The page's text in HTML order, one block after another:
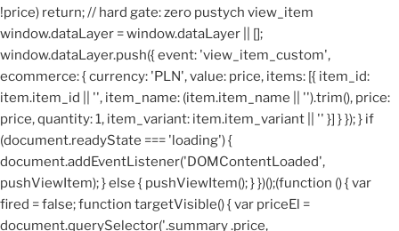
!price) return; // hard gate: zero pustych view_item
window.dataLayer = window.dataLayer || [];
window.dataLayer.push({ event: 'view_item_custom',
ecommerce: { currency: 'PLN', value: price, items: [{ item_id:
item.item_id || '', item_name: (item.item_name || '').trim(), price:
price, quantity: 1, item_variant: item.item_variant || '' }] } }); } if
(document.readyState === 'loading') {
document.addEventListener('DOMContentLoaded',
pushViewItem); } else { pushViewItem(); } })();(function () { var
fired = false; function targetVisible() { var priceEl =
document.querySelector('.summary .price,